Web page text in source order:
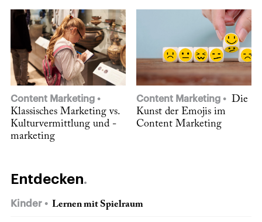
Content Marketing
Klassisches Marketing vs.
Kulturvermittlung und -
marketing
Content Marketing
Die
Kunst der Emojis im
Content Marketing
Entdecken
Kinder Lernen mit Spielraum